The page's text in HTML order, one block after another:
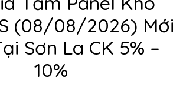
(08/08/2026) Mới
Sơn La CK 5% –
10%